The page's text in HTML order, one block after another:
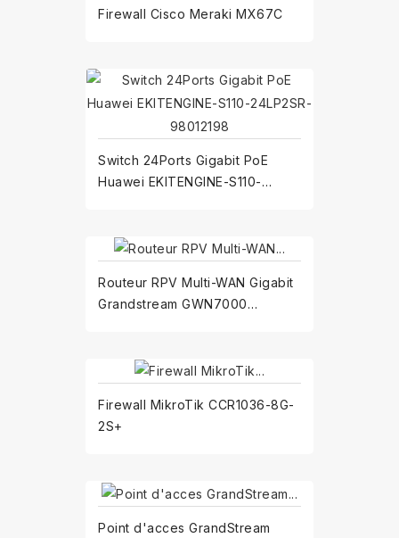
Firewall Cisco Meraki MX67C
Switch 24Ports Gigabit PoE
Huawei EKITENGINE-S110-
Routeur RPV Multi-WAN Gigabit
Grandstream GWN7000
Firewall MikroTik CCR1036-8G-
2S+
Point d'acces GrandStream